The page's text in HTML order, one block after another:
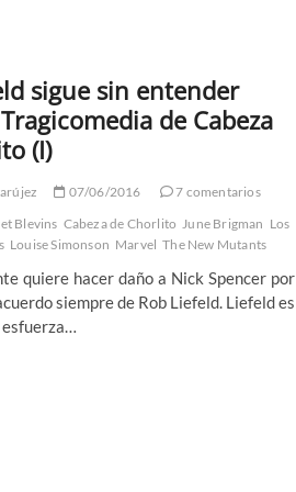
sigue sin entender
de Cabeza
(I)
07/06/2016
7 comentarios
Blevins Cabeza de Chorlito June Brigman Los
Louise Simonson Marvel The New Mutants
quiere hacer daño a Nick Spencer por
siempre de Rob Liefeld. Liefeld es
esfuerza…